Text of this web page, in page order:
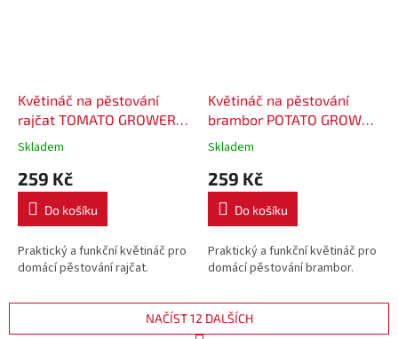
Květináč na pěstování
rajčat TOMATO GROWER
29,5 cm - barva antracit
Skladem
259 Kč
Do košíku
Praktický a funkční květináč pro
domácí pěstování rajčat.
Květináč na pěstování
brambor POTATO GROWER
39,2 cm - barva antracit
Skladem
259 Kč
Do košíku
Praktický a funkční květináč pro
domácí pěstování brambor.
NAČÍST 12 DALŠÍCH